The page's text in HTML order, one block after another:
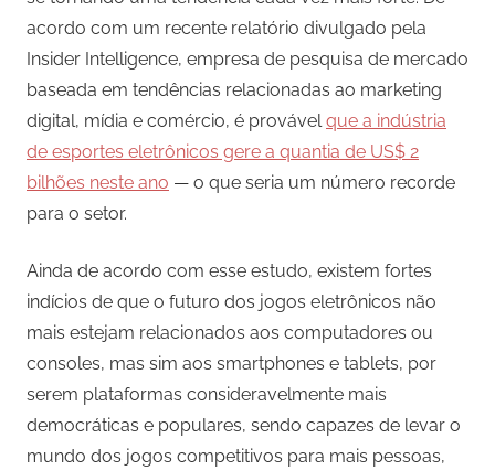
acordo com um recente relatório divulgado pela
Insider Intelligence, empresa de pesquisa de mercado
baseada em tendências relacionadas ao marketing
digital, mídia e comércio, é provávelque a indústria
de esportes eletrônicos gere a quantia de US$ 2
bilhões neste ano — o que seria um número recorde
para o setor.
Ainda de acordo com esse estudo, existem fortes
indícios de que o futuro dos jogos eletrônicos não
mais estejam relacionados aos computadores ou
consoles, mas sim aos smartphones e tablets, por
serem plataformas consideravelmente mais
democráticas e populares, sendo capazes de levar o
mundo dos jogos competitivos para mais pessoas,